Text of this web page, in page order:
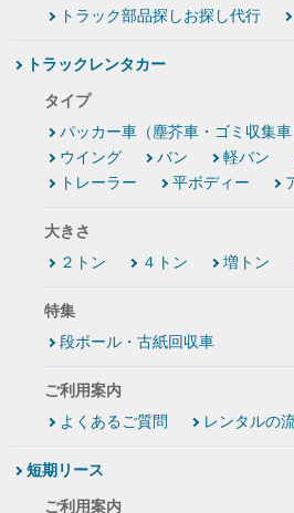
トラック部品探しお探し代行
トラックレンタカー
タイプ
パッカー車（塵芥車・ゴミ収集車
ウイング
バン 軽バン
トレーラー
平ボディー
大きさ
２トン
４トン 増トン
特集
段ボール・古紙回収車
ご利用案内
よくあるご質問
レンタルの
短期リース
ご利用案内